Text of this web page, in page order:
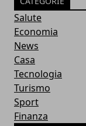
Salute
Economia
News
Casa
Tecnologia
Turismo
Sport
Finanza